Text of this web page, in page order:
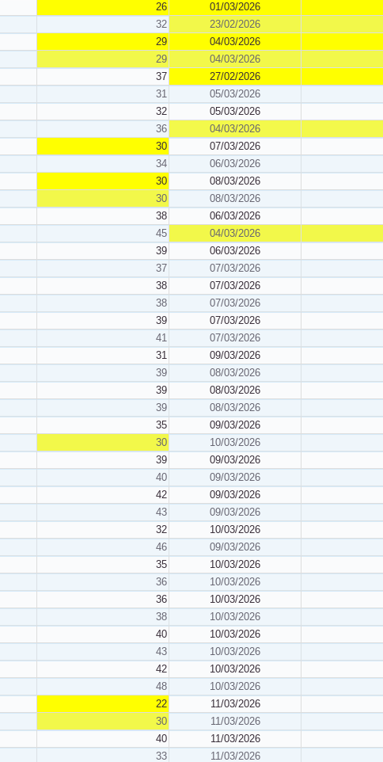
26 01/03/2026
32 23/02/2026
29 04/03/2026
29 04/03/2026
37 27/02/2026
31 05/03/2026
32 05/03/2026
36 04/03/2026
30 07/03/2026
34 06/03/2026
30 08/03/2026
30 08/03/2026
38 06/03/2026
45 04/03/2026
39 06/03/2026
37 07/03/2026
38 07/03/2026
38 07/03/2026
39 07/03/2026
41 07/03/2026
31 09/03/2026
39 08/03/2026
39 08/03/2026
39 08/03/2026
35 09/03/2026
30 10/03/2026
39 09/03/2026
40 09/03/2026
42 09/03/2026
43 09/03/2026
32 10/03/2026
46 09/03/2026
35 10/03/2026
36 10/03/2026
36 10/03/2026
38 10/03/2026
40 10/03/2026
43 10/03/2026
42 10/03/2026
48 10/03/2026
22 11/03/2026
30 11/03/2026
40 11/03/2026
33 11/03/2026